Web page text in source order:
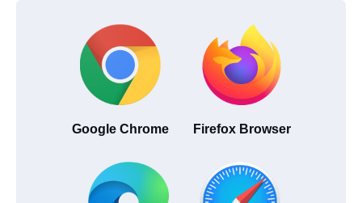
Google Chrome Firefox Browser